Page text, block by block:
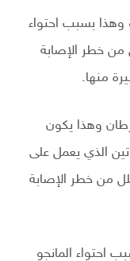
وهذا بسبب احتواء
من خطر الإصابة
منها.
وهذا يكون
الذي يعمل على
من خطر الإصابة
احتواء المانجو